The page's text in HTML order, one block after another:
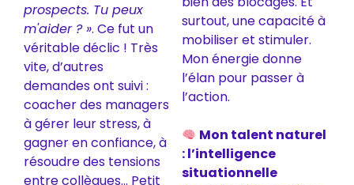
prospects. Tu peux
m'aider ? ». Ce fut un
véritable déclic ! Très
vite, d’autres
demandes ont suivi :
coacher des managers
à gérer leur stress, à
gagner en confiance, à
résoudre des tensions
entre collègues… Petit
surtout, une capacité à
mobiliser et stimuler.
Mon énergie donne
l’élan pour passer à
l’action.
Mon talent naturel
: l’intelligence
situationnelle